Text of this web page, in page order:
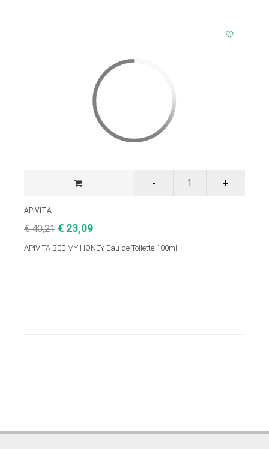
APIVITA
€ 40,21 € 23,09
APIVITA BEE MY HONEY Eau de Toilette 100ml